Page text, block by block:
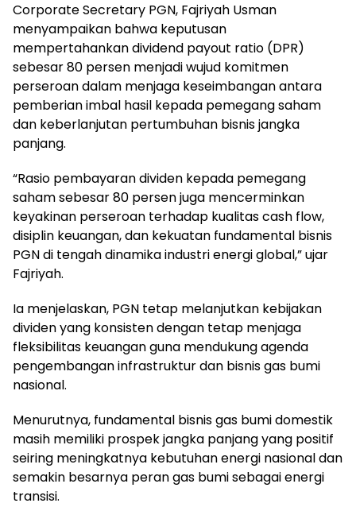
Corporate Secretary PGN, Fajriyah Usman
menyampaikan bahwa keputusan
mempertahankan dividend payout ratio (DPR)
sebesar 80 persen menjadi wujud komitmen
perseroan dalam menjaga keseimbangan antara
pemberian imbal hasil kepada pemegang saham
dan keberlanjutan pertumbuhan bisnis jangka
panjang.
“Rasio pembayaran dividen kepada pemegang
saham sebesar 80 persen juga mencerminkan
keyakinan perseroan terhadap kualitas cash flow,
disiplin keuangan, dan kekuatan fundamental bisnis
PGN di tengah dinamika industri energi global,” ujar
Fajriyah.
Ia menjelaskan, PGN tetap melanjutkan kebijakan
dividen yang konsisten dengan tetap menjaga
fleksibilitas keuangan guna mendukung agenda
pengembangan infrastruktur dan bisnis gas bumi
nasional.
Menurutnya, fundamental bisnis gas bumi domestik
masih memiliki prospek jangka panjang yang positif
seiring meningkatnya kebutuhan energi nasional dan
semakin besarnya peran gas bumi sebagai energi
transisi.